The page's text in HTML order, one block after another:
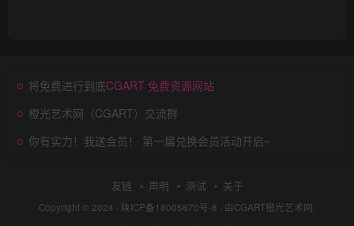
将免费进行到底CGART 免费资源网站
橙光艺术网（CGART）交流群
你有实力！我送会员！ 第一届兑换会员活动开启~
友链 声明 测试 关于
Copyright © 2024 · 陕ICP备18005870号-8 · 由CGART橙光艺术网.